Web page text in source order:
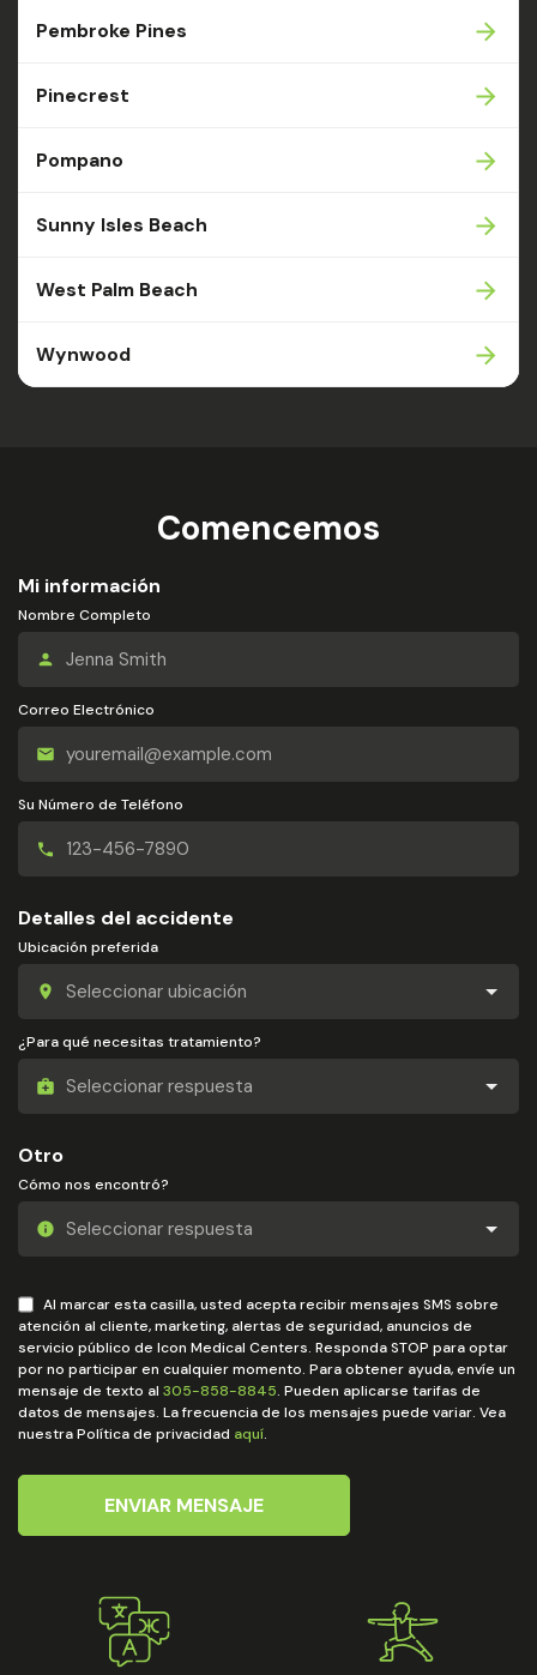
Pembroke Pines
Pinecrest
Pompano
Sunny Isles Beach
West Palm Beach
Wynwood
Comencemos
Mi información
Nombre Completo
Correo Electrónico
Su Número de Teléfono
Detalles del accidente
Ubicación preferida
¿Para qué necesitas tratamiento?
Otro
Cómo nos encontró?
Al marcar esta casilla, usted acepta recibir mensajes SMS sobre
atención al cliente, marketing, alertas de seguridad, anuncios de
servicio público de Icon Medical Centers. Responda STOP para optar
por no participar en cualquier momento. Para obtener ayuda, envíe un
mensaje de texto al 305-858-8845. Pueden aplicarse tarifas de
datos de mensajes. La frecuencia de los mensajes puede variar. Vea
nuestra Política de privacidad aquí.
ENVIAR MENSAJE